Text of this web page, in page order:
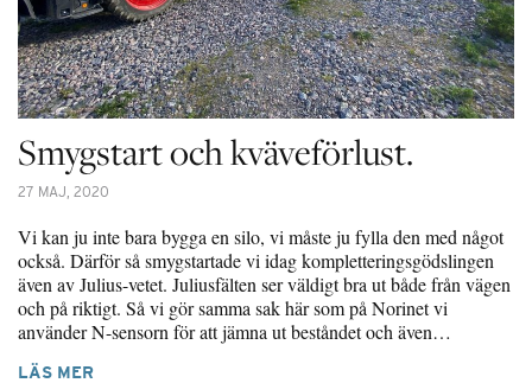
Smygstart och kväveförlust.
27 MAJ, 2020
Vi kan ju inte bara bygga en silo, vi måste ju fylla den med något
också. Därför så smygstartade vi idag kompletteringsgödslingen
även av Julius-vetet. Juliusfälten ser väldigt bra ut både från vägen
och på riktigt. Så vi gör samma sak här som på Norinet vi
använder N-sensorn för att jämna ut beståndet och även…
LÄS MER